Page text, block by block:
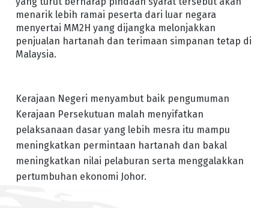
menarik lebih ramai peserta dari luar negara
menyertai MM2H yang dijangka melonjakkan
penjualan hartanah dan terimaan simpanan tetap di
Malaysia.
Kerajaan Negeri menyambut baik pengumuman
Kerajaan Persekutuan malah menyifatkan
pelaksanaan dasar yang lebih mesra itu mampu
meningkatkan permintaan hartanah dan bakal
meningkatkan nilai pelaburan serta menggalakkan
pertumbuhan ekonomi Johor.